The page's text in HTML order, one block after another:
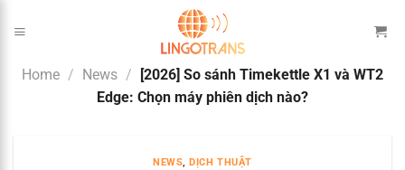
Home / News /
[2026] So sánh Timekettle X1 và WT2
Edge: Chọn máy phiên dịch nào?
NEWS,DỊCH THUẬT